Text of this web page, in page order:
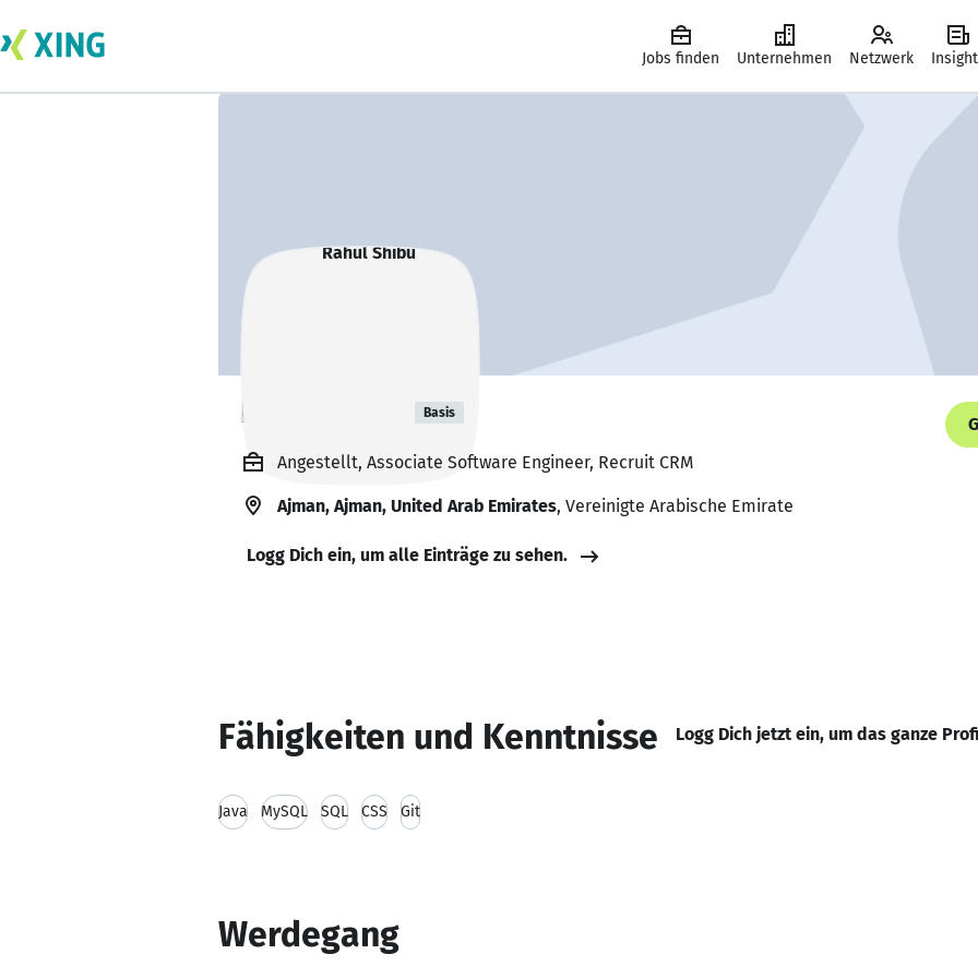
Jobs finden Unternehmen Netzwerk
Rahul Shibu Basis
Angestellt, Associate Software Engineer, Recruit CRM
Ajman, Ajman, United Arab Emirates, Vereinigte Arabische Emirate
Logg Dich ein, um alle Einträge zu sehen.
Fähigkeiten und Kenntnisse Logg Dich jetzt ein, um das ganze
Java MySQL SQL CSS Git
Werdegang